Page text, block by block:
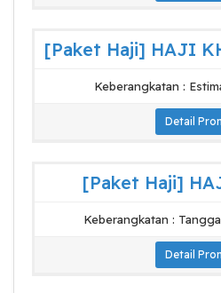
Keberangkatan :
Detail
[Paket Haji]
Keberangkatan :
Detail